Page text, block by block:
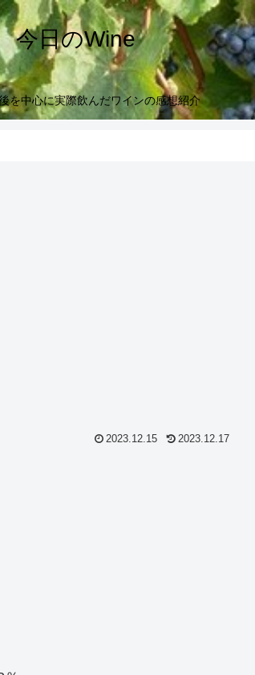
今日のWine
を中心に実際飲んだワインの感想紹介
2023.12.15 2023.12.17